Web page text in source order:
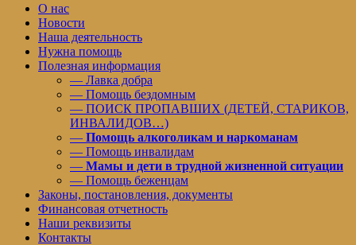
О нас
Новости
Наша деятельность
Нужна помощь
Полезная информация
— Лавка добра
— Помощь бездомным
— ПОИСК ПРОПАВШИХ (ДЕТЕЙ, СТАРИКОВ,
ИНВАЛИДОВ…)
— Помощь алкоголикам и наркоманам
— Помощь инвалидам
— Мамы и дети в трудной жизненной ситуации
— Помощь беженцам
Законы, постановления, документы
Финансовая отчетность
Наши реквизиты
Контакты